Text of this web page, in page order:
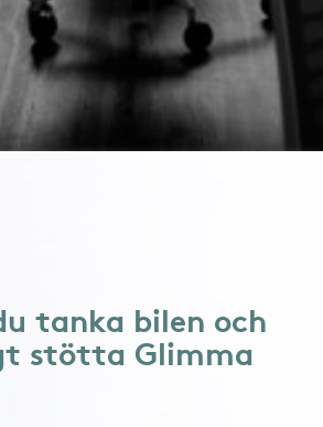
tanka bilen och
stötta Glimma